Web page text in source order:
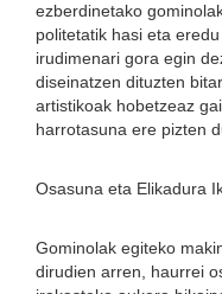
ezberdinetako
politetatik hasi eta
irudimenari gora egin
diseinatzen dituzten
artistikoak hobetzeaz
harrotasuna ere pizten
Osasuna eta Elikadura
Gominolak egiteko
dirudien arren, haurrei